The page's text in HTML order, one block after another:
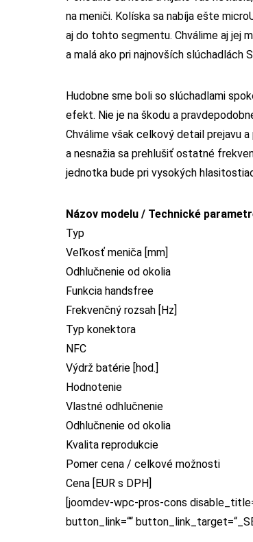
na meniči. Kolíska sa nabíja ešte
aj do tohto segmentu. Chválime aj jej
a malá ako pri najnovších slúchadlách
Hudobne sme boli so slúchadlami
efekt. Nie je na škodu a
Chválime však celkový detail prejavu
a nesnažia sa prehlušiť ostatné
jednotka bude pri vysokých
Názov modelu / Technické
Typ
Veľkosť meniča [mm]
Odhlučnenie od okolia
Funkcia handsfree
Frekvenčný rozsah [Hz]
Typ konektora
NFC
Výdrž batérie [hod.]
Hodnotenie
Vlastné odhlučnenie
Odhlučnenie od okolia
Kvalita reprodukcie
Pomer cena / celkové možnosti
Cena [EUR s DPH]
[joomdev-wpc-pros-cons
button_link=““